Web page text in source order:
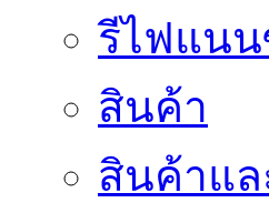
รีไฟแน
สินค้า
สินค้าแล